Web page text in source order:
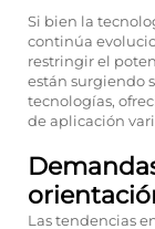
Si bien la
continúa
restringir el
están surgiendo
tecnologías,
de aplicación
Las tendencias